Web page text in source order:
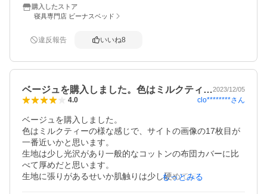
雑かもしれません。でも、価格を考えれば妥当なのではな
いでしょうか。
購入したストア
寝具専門店 ビーナスベッド
違反報告 いいね8
ベージュを購入しました。色はミルクティ…2023/12/05
4.0 clo********さん
ベージュを購入しました。
色はミルクティーの様な感じで、サイトの画像の17枚目が
一番近いかと思います。
生地は少し光沢があり一般的なコットンの布団カバーに比
べて厚めだと思います。
生地に張りがあるせいか肌触りは少し硬めで好みが分かれ
もっとみる